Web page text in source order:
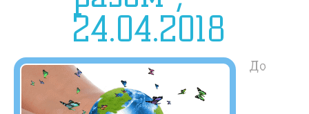
24.04.2018
До